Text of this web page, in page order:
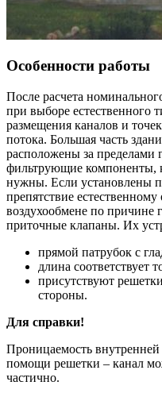
Особенности работы
После расчета
при выборе естественного
размещения каналов и
потока. Большая часть
расположены за пределами
фильтрующие компоненты,
нужны. Если установлены
препятствие
воздухообмене по причине
приточные клапаны. Их
прямой патрубок с
длина
присутствуют
стороны.
Для справки!
Проницаемость
помощи решетки – канал
частично.